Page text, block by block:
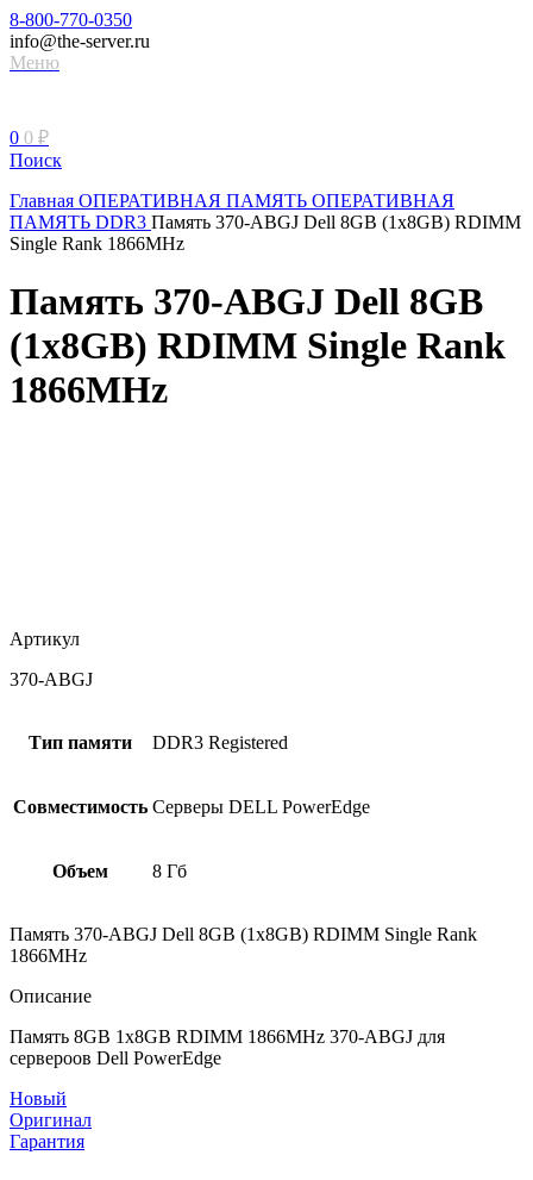
8-800-770-0350
info@the-server.ru
Меню
0 0 ₽
Поиск
Главная ОПЕРАТИВНАЯ ПАМЯТЬ ОПЕРАТИВНАЯ
ПАМЯТЬ DDR3 Память 370-ABGJ Dell 8GB (1x8GB) RDIMM
Single Rank 1866MHz
Память 370-ABGJ Dell 8GB
(1x8GB) RDIMM Single Rank
1866MHz
Артикул
370-ABGJ
Тип памяти DDR3 Registered
Совместимость Серверы DELL PowerEdge
Объем 8 Гб
Память 370-ABGJ Dell 8GB (1x8GB) RDIMM Single Rank
1866MHz
Описание
Память 8GB 1x8GB RDIMM 1866MHz 370-ABGJ для
сервероов Dell PowerEdge
Новый
Оригинал
Гарантия